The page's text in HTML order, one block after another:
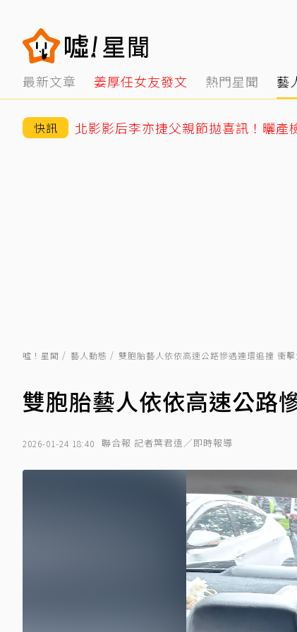
最新文章 姜厚任女友發文 熱門星聞 藝
快訊
噓！星聞 藝人動態 雙胞胎藝人依依高速公路慘遇連環追撞 衝
雙胞胎藝人依依高速公路
2026-01-24 18:40 聯合報 記者葉君遠／即時報導